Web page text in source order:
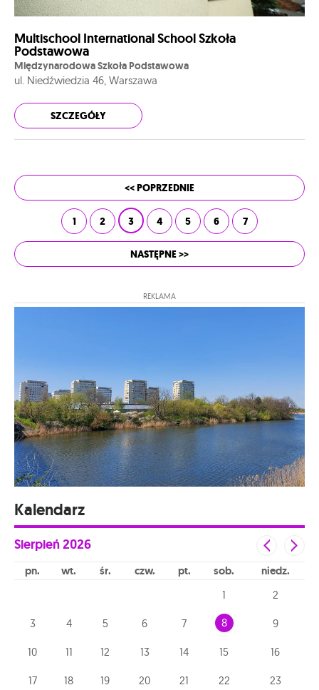
Multischool International School Szkoła
Podstawowa
Międzynarodowa Szkoła Podstawowa
ul. Niedźwiedzia 46, Warszawa
SZCZEGÓŁY
<< POPRZEDNIE
1 2 3 4 5 6 7
NASTĘPNE >>
REKLAMA
Kalendarz
Sierpień2026
pn wt śr czw pt sob niedz
1 2
3 4 5 6 7 8 9
10 11 12 13 14 15 16
17 18 19 20 21 22 23